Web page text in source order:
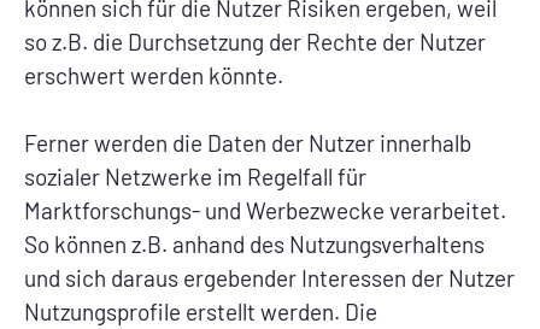
können sich für die Nutzer Risiken ergeben, weil
so z.B. die Durchsetzung der Rechte der Nutzer
erschwert werden könnte.
Ferner werden die Daten der Nutzer innerhalb
sozialer Netzwerke im Regelfall für
Marktforschungs- und Werbezwecke verarbeitet.
So können z.B. anhand des Nutzungsverhaltens
und sich daraus ergebender Interessen der Nutzer
Nutzungsprofile erstellt werden. Die